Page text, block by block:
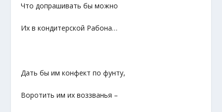
Что допрашивать бы можно
Их в кондитерской Рабона…
Дать бы им конфект по фунту,
Воротить им их воззванья –